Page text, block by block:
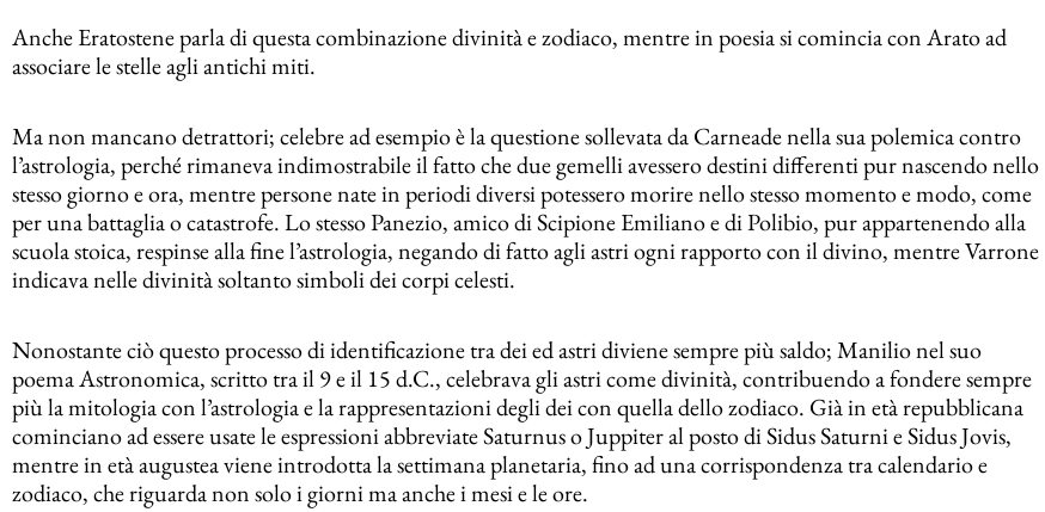
Anche Eratostene parla di questa combinazione divinità e zodiaco, mentre in poesia si comincia con Arato ad
associare le stelle agli antichi miti.
Ma non mancano detrattori; celebre ad esempio è la questione sollevata da Carneade nella sua polemica contro
l’astrologia, perché rimaneva indimostrabile il fatto che due gemelli avessero destini differenti pur nascendo nello
stesso giorno e ora, mentre persone nate in periodi diversi potessero morire nello stesso momento e modo, come
per una battaglia o catastrofe. Lo stesso Panezio, amico di Scipione Emiliano e di Polibio, pur appartenendo alla
scuola stoica, respinse alla fine l’astrologia, negando di fatto agli astri ogni rapporto con il divino, mentre Varrone
indicava nelle divinità soltanto simboli dei corpi celesti.
Nonostante ciò questo processo di identificazione tra dei ed astri diviene sempre più saldo; Manilio nel suo
poema Astronomica, scritto tra il 9 e il 15 d.C., celebrava gli astri come divinità, contribuendo a fondere sempre
più la mitologia con l’astrologia e la rappresentazioni degli dei con quella dello zodiaco. Già in età repubblicana
cominciano ad essere usate le espressioni abbreviate Saturnus o Juppiter al posto di Sidus Saturni e Sidus Jovis,
mentre in età augustea viene introdotta la settimana planetaria, fino ad una corrispondenza tra calendario e
zodiaco, che riguarda non solo i giorni ma anche i mesi e le ore.